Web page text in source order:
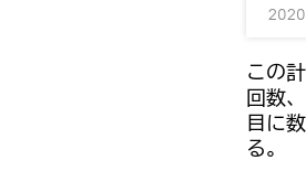
この
回数
目に
る。